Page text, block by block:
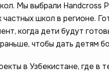
Мы выбрали Handcross
школ в регионе.
когда дети будут
чтобы дать детям
в Узбекистане, где в